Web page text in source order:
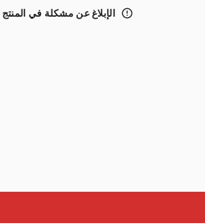
error_outline الإبلاغ عن مشكلة في المنتج